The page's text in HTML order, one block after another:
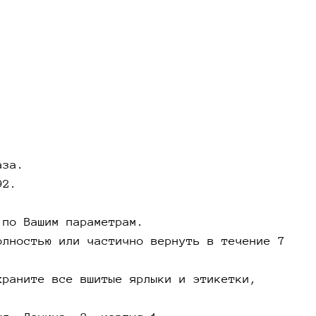
возможен в течение 7 дней.
Красный -
куртка на
Вашим параметрам.
или частично вернуть в течение 7
все вшитые ярлыки и этикетки,